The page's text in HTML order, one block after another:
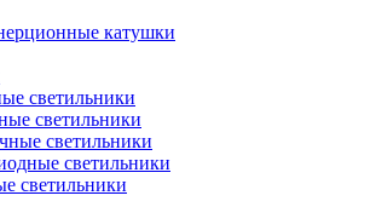
катушки
светильники
светильники
светильники
светильники
светильники